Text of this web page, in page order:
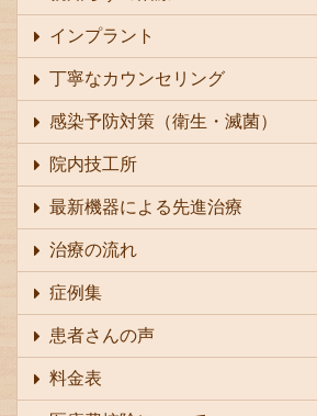
インプラント
丁寧なカウンセリング
感染予防対策（衛生・滅菌）
院内技工所
最新機器による先進治療
治療の流れ
症例集
患者さんの声
料金表